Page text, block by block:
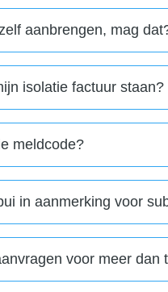
aanbrengen, mag
isolatie factuur staan?
meldcode?
in aanmerking voor
voor meer dan